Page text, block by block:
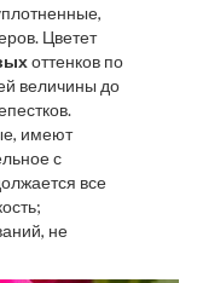
Цветет
оттенков по
величины до
имеют
с
все
не